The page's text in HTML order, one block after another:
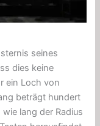
seines
dies keine
ein Loch von
beträgt hundert
lang der Radius